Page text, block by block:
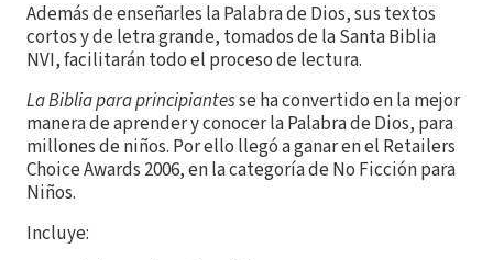
Además de enseñarles la Palabra de Dios, sus textos
cortos y de letra grande, tomados de la Santa Biblia
NVI, facilitarán todo el proceso de lectura.
La Biblia para principiantesse ha convertido en la mejor
manera de aprender y conocer la Palabra de Dios, para
millones de niños. Por ello llegó a ganar en el Retailers
Choice Awards 2006, en la categoría de No Ficción para
Niños.
Incluye: